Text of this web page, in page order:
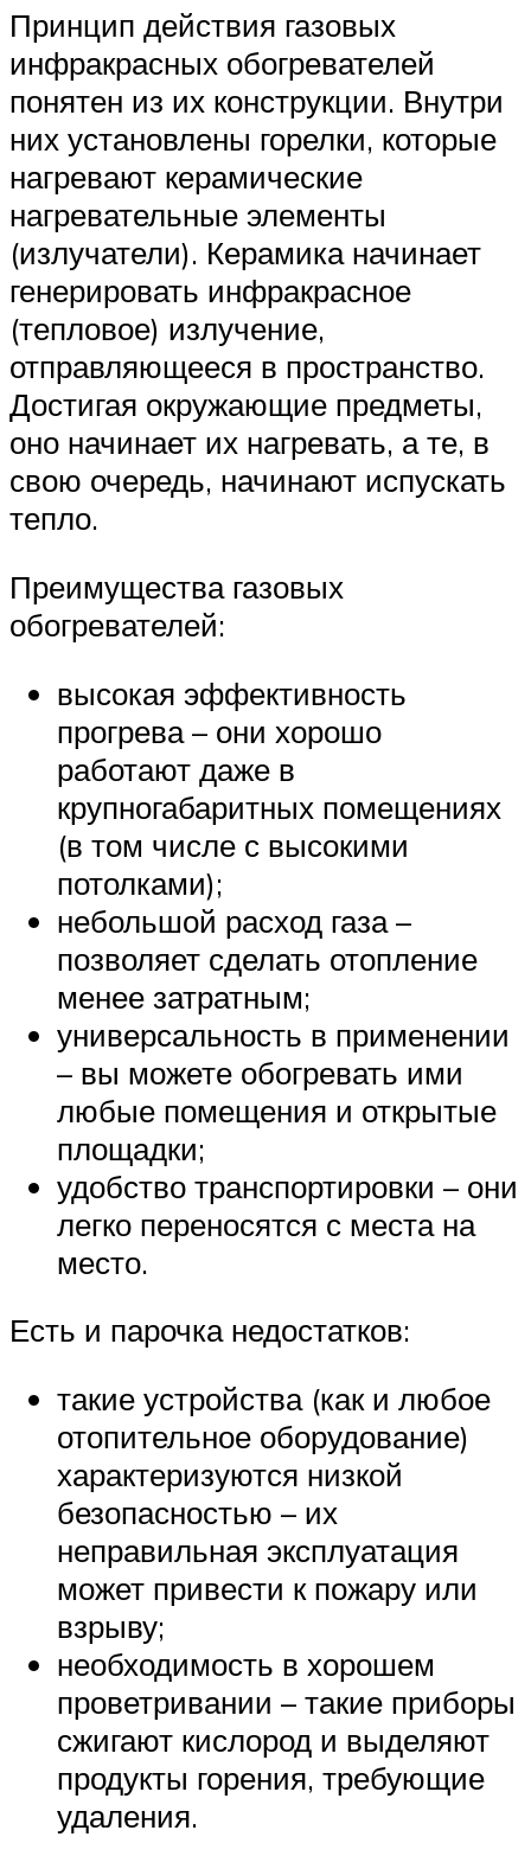
Принцип действия газовых
инфракрасных обогревателей
понятен из их конструкции. Внутри
них установлены горелки, которые
нагревают керамические
нагревательные элементы
(излучатели). Керамика начинает
генерировать инфракрасное
(тепловое) излучение,
отправляющееся в пространство.
Достигая окружающие предметы,
оно начинает их нагревать, а те, в
свою очередь, начинают испускать
тепло.
Преимущества газовых
обогревателей:
высокая эффективность
прогрева – они хорошо
работают даже в
крупногабаритных помещениях
(в том числе с высокими
потолками);
небольшой расход газа –
позволяет сделать отопление
менее затратным;
универсальность в применении
– вы можете обогревать ими
любые помещения и открытые
площадки;
удобство транспортировки – они
легко переносятся с места на
место.
Есть и парочка недостатков:
такие устройства (как и любое
отопительное оборудование)
характеризуются низкой
безопасностью – их
неправильная эксплуатация
может привести к пожару или
взрыву;
необходимость в хорошем
проветривании – такие приборы
сжигают кислород и выделяют
продукты горения, требующие
удаления.